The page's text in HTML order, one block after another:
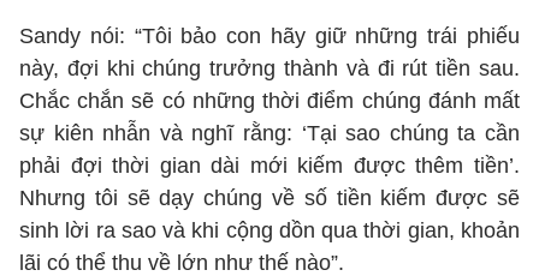
Sandy nói: “Tôi bảo con hãy giữ những trái phiếu
này, đợi khi chúng trưởng thành và đi rút tiền sau.
Chắc chắn sẽ có những thời điểm chúng đánh mất
sự kiên nhẫn và nghĩ rằng: ‘Tại sao chúng ta cần
phải đợi thời gian dài mới kiếm được thêm tiền’.
Nhưng tôi sẽ dạy chúng về số tiền kiếm được sẽ
sinh lời ra sao và khi cộng dồn qua thời gian, khoản
lãi có thể thu về lớn như thế nào”.